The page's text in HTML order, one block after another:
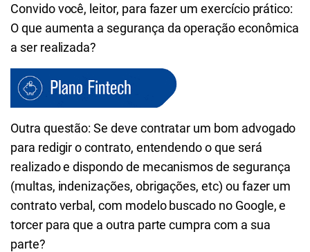
Convido você, leitor, para fazer um exercício prático:
O que aumenta a segurança da operação econômica
a ser realizada?
Outra questão: Se deve contratar um bom advogado
para redigir o contrato, entendendo o que será
realizado e dispondo de mecanismos de segurança
(multas, indenizações, obrigações, etc) ou fazer um
contrato verbal, com modelo buscado no Google, e
torcer para que a outra parte cumpra com a sua
parte?